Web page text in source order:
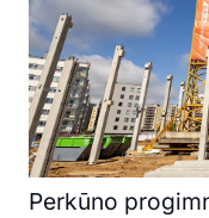
Perkūno